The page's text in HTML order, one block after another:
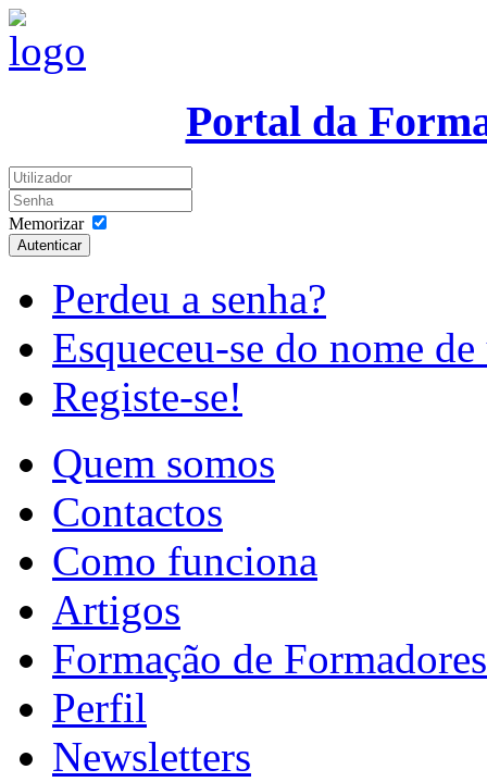
Portal da
Memorizar
Autenticar
Perdeu a senha?
Esqueceu-se do nome
Registe-se!
Quem somos
Contactos
Como funciona
Artigos
Formação de Formadores
Perfil
Newsletters